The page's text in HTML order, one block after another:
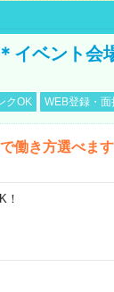
イベント会
クOK WEB登録・面
働き方選べま
！